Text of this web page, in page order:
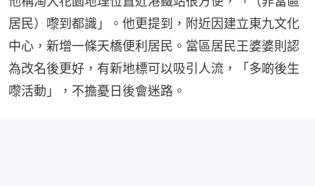
居民）嚟到都識」。他更提到，附近因建立東九文化
中心，新增一條天橋便利居民。當區居民王婆婆則認
為改名後更好，有新地標可以吸引人流，「多啲後生
嚟活動」，不擔憂日後會迷路。